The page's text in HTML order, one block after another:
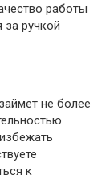
работы
ручкой
не более
к